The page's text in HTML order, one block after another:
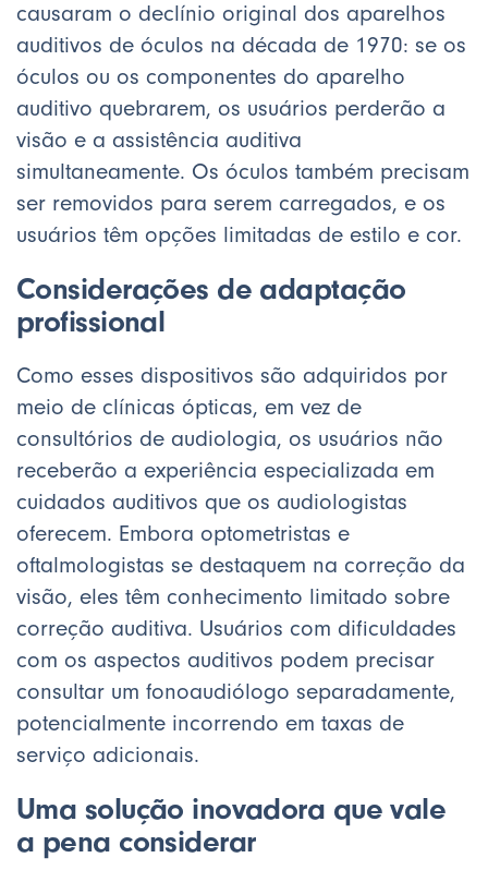
causaram o declínio original dos aparelhos
auditivos de óculos na década de 1970: se os
óculos ou os componentes do aparelho
auditivo quebrarem, os usuários perderão a
visão e a assistência auditiva
simultaneamente. Os óculos também precisam
ser removidos para serem carregados, e os
usuários têm opções limitadas de estilo e cor.
Considerações de adaptação
profissional
Como esses dispositivos são adquiridos por
meio de clínicas ópticas, em vez de
consultórios de audiologia, os usuários não
receberão a experiência especializada em
cuidados auditivos que os audiologistas
oferecem. Embora optometristas e
oftalmologistas se destaquem na correção da
visão, eles têm conhecimento limitado sobre
correção auditiva. Usuários com dificuldades
com os aspectos auditivos podem precisar
consultar um fonoaudiólogo separadamente,
potencialmente incorrendo em taxas de
serviço adicionais.
Uma solução inovadora que vale
a pena considerar